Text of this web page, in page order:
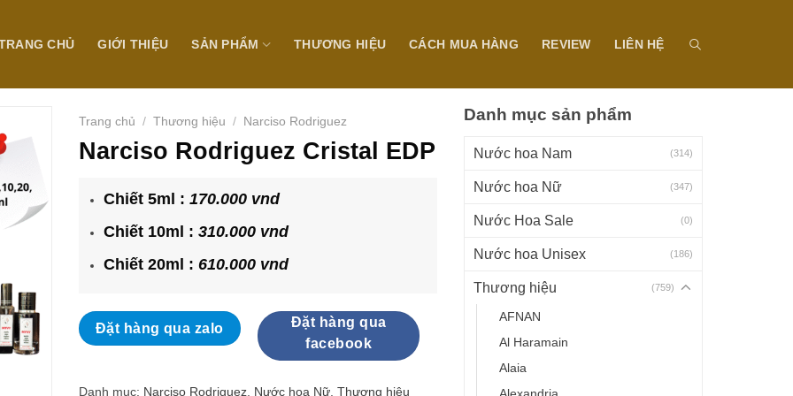
CHỦ GIỚI THIỆU SẢN PHẨM THƯƠNG HIỆU CÁCH MUA HÀNG REVIEW LIÊN HỆ
Danh mục sản phẩm
Nước hoa Nam (314)
Nước hoa Nữ (347)
Nước Hoa Sale (0)
Nước hoa Unisex (186)
Thương hiệu (759)
AFNAN
Al Haramain
Alaia
Trang chủ / Thương hiệu / Narciso Rodriguez
Narciso Rodriguez Cristal EDP
Chiết 5ml :170.000 vnd
Chiết 10ml :310.000 vnd
Chiết 20ml :610.000 vnd
Đặt hàng qua zalo
Đặt hàng qua
facebook
Danh mục: Narciso Rodriguez, Nước hoa Nữ, Thương hiệu